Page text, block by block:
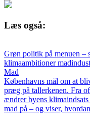
Læs også:
Grøn politik på menuen –
klimaambitioner
Mad
Københavns mål om at
præg på tallerkenen. Fra
ændrer byens
mad på – og viser,